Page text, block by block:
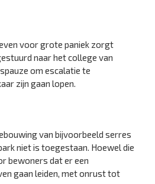
voor grote paniek zorgt
naar het college van
om escalatie te
zijn gaan lopen.
van bijvoorbeeld serres
niet is toegestaan. Hoewel die
bewoners dat er een
gaan leiden, met onrust tot